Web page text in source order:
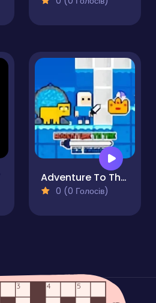
Adventure To The Ice Kingdom
0 (0 Голосів)